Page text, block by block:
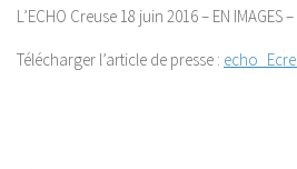
L’ECHO Creuse 18 juin 2016 – EN
Télécharger l’article de presse :